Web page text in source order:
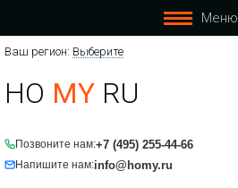
Меню
Ваш регион: Выберите
HO MY RU
Позвоните нам:+7 (495) 255-44-66
Напишите нам:info@homy.ru